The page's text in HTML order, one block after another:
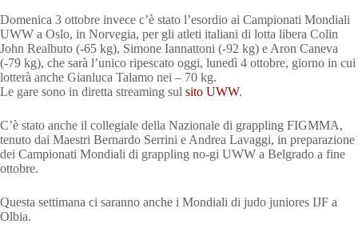
Domenica 3 ottobre invece c’è stato l’esordio ai Campionati Mondiali
UWW a Oslo, in Norvegia, per gli atleti italiani di lotta libera Colin
John Realbuto (-65 kg), Simone Iannattoni (-92 kg) e Aron Caneva
(-79 kg), che sarà l’unico ripescato oggi, lunedì 4 ottobre, giorno in cui
lotterà anche Gianluca Talamo nei – 70 kg.
Le gare sono in diretta streaming sul sito UWW.
C’è stato anche il collegiale della Nazionale di grappling FIGMMA,
tenuto dai Maestri Bernardo Serrini e Andrea Lavaggi, in preparazione
dei Campionati Mondiali di grappling no-gi UWW a Belgrado a fine
ottobre.
Questa settimana ci saranno anche i Mondiali di judo juniores IJF a
Olbia.